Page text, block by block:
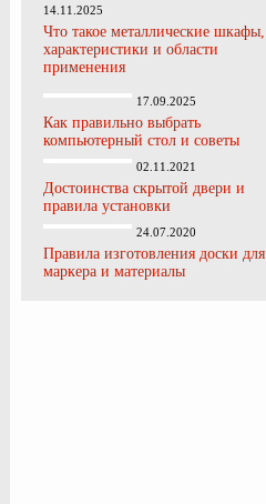
14.11.2025
Что такое металлические шкафы,
характеристики и области
применения
17.09.2025
Как правильно выбрать
компьютерный стол и советы
02.11.2021
Достоинства скрытой двери и
правила установки
24.07.2020
Правила изготовления доски для
маркера и материалы